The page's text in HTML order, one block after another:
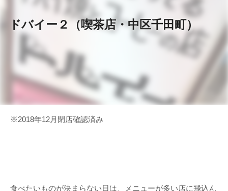
ドバイー２（喫茶店・中区千田町）
※2018年12月閉店確認済み
食べたいものが決まらない日は、メニューが多い店に飛込ん